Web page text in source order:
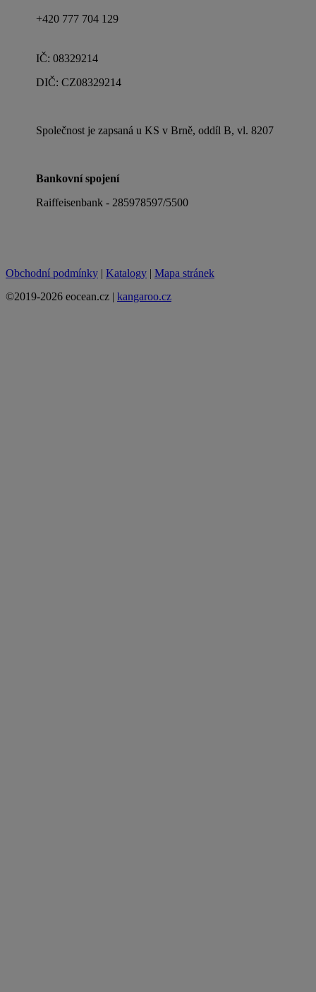
+420 777 704 129
IČ: 08329214
DIČ: CZ08329214
Společnost je zapsaná u KS v Brně, oddíl B, vl. 8207
Bankovní spojení
Raiffeisenbank - 285978597/5500
Obchodní podmínky | Katalogy | Mapa stránek
©2019-2026 eocean.cz | kangaroo.cz